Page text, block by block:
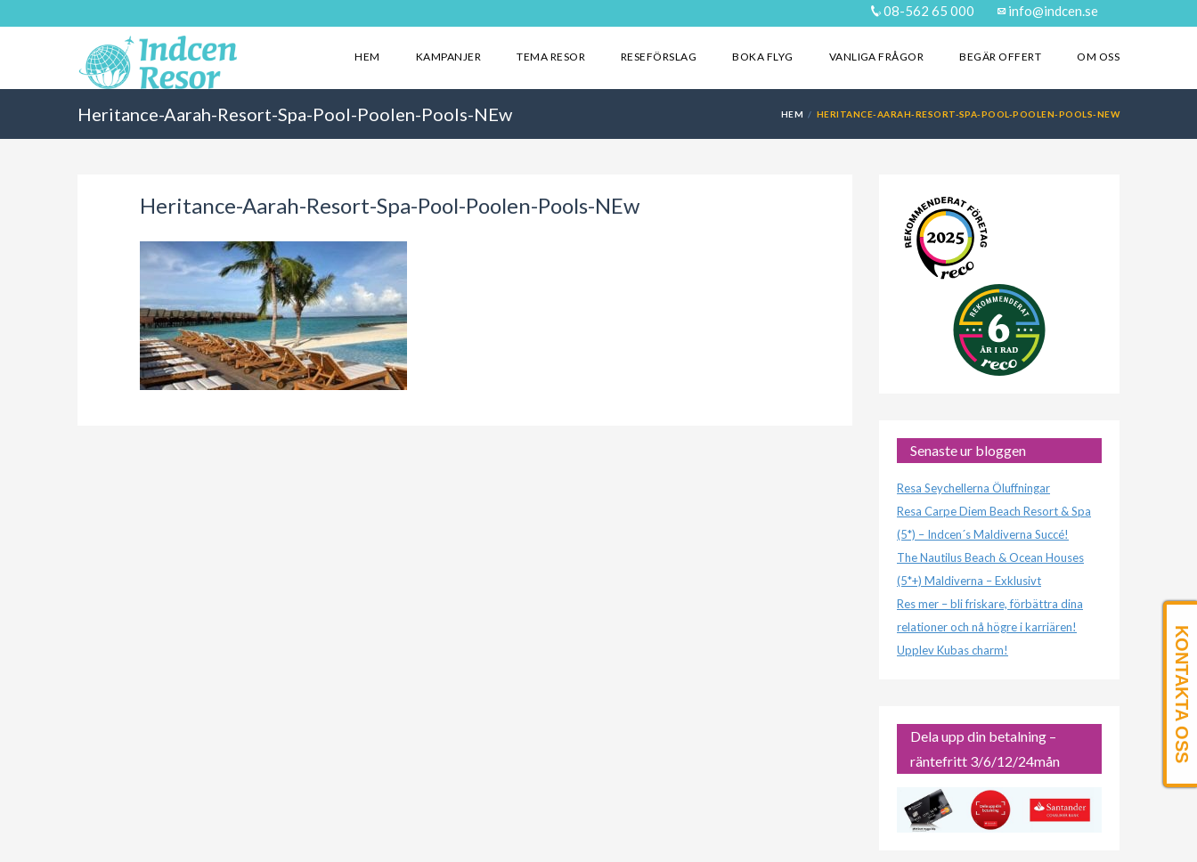
08-562 65 000 info@indcen.se
HEM KAMPANJER TEMA RESOR RESEFÖRSLAG BOKA FLYG VANLIGA FRÅGOR BEGÄR OFFERT OM OSS
Heritance-Aarah-Resort-Spa-Pool-Poolen-Pools-NEw HEM HERITANCE-AARAH-RESORT-SPA-POOL-POOLEN-POOLS-NEW
Heritance-Aarah-Resort-Spa-Pool-Poolen-Pools-NEw
Senaste ur bloggen
Resa Seychellerna Öluffningar
Resa Carpe Diem Beach Resort & Spa
(5*) – Indcen´s Maldiverna Succé!
The Nautilus Beach & Ocean Houses
(5*+) Maldiverna – Exklusivt
Res mer – bli friskare, förbättra dina
relationer och nå högre i karriären!
Upplev Kubas charm!
Dela upp din betalning –
räntefritt 3/6/12/24mån
KONTAKTA OSS